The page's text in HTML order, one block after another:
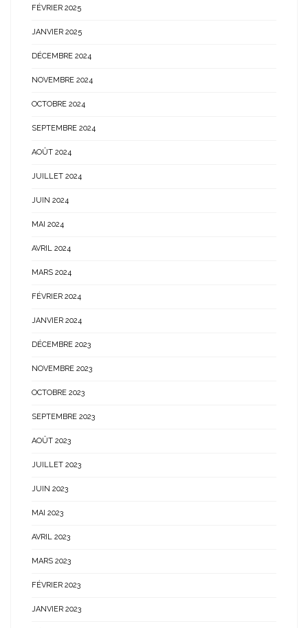
FÉVRIER 2025
JANVIER 2025
DÉCEMBRE 2024
NOVEMBRE 2024
OCTOBRE 2024
SEPTEMBRE 2024
AOÛT 2024
JUILLET 2024
JUIN 2024
MAI 2024
AVRIL 2024
MARS 2024
FÉVRIER 2024
JANVIER 2024
DÉCEMBRE 2023
NOVEMBRE 2023
OCTOBRE 2023
SEPTEMBRE 2023
AOÛT 2023
JUILLET 2023
JUIN 2023
MAI 2023
AVRIL 2023
MARS 2023
FÉVRIER 2023
JANVIER 2023